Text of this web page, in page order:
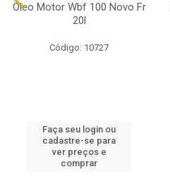
Óleo Motor Wbf 100 Novo Fr
20l
Código: 10727
Faça seu login ou
cadastre-se para
ver preços e
comprar